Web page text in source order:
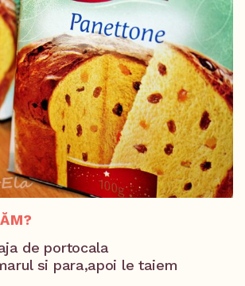
de portocala
si para,apoi le taiem